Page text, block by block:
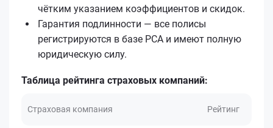
чётким указанием коэффициентов и скидок.
Гарантия подлинности — все полисы
регистрируются в базе РСА и имеют полную
юридическую силу.
Таблица рейтинга страховых компаний:
Страховая компания Рейтинг